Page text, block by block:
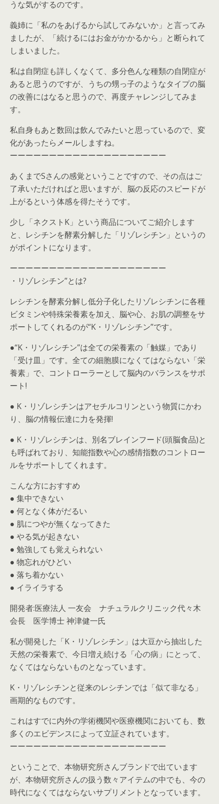
うな気がするのです。
義姉に「私のをあげるから試してみないか」と言ってみ
ましたが、「続けるにはお金がかかるから」と断られて
しまいました。
私は自閉症も詳しくなくて、多分色んな種類の自閉症が
あると思うのですが、うちの甥っ子のようなタイプの脳
の改善にはなると思うので、再度チャレンジしてみま
す。
私自身もあと数回は飲んでみたいと思っているので、変
化があったらメールしますね。
ーーーーーーーーーーーーーーーーーーーー
あくまでSさんの感覚ということですので、その点はご
了承いただければと思いますが、脳の反応のスピードが
上がるという体感を得たそうです。
少し「ネクストK」という商品についてご紹介します
と、レシチンを酵素分解した「リゾレシチン」というの
がポイントになります。
ーーーーーーーーーーーーーーーーーーーー
・リゾレシチン”とは?
レシチンを酵素分解し低分子化したリゾレシチンに各種
ビタミンや特殊栄養素を加え、脳や心、お肌の調整をサ
ポートしてくれるのが“K・リゾレシチン”です。
●“K・リゾレシチン”は全ての栄養素の「触媒」であり
「受け皿」です。全ての細胞膜になくてはならない「栄
養素」で、コントローラーとして脳内のバランスをサポ
ート!
● K・リゾレシチンはアセチルコリンという物質にかわ
り、脳の情報伝達に力を発揮!
● K・リゾレシチンは、別名ブレインフード(頭脳食品)と
も呼ばれており、知能指数や心の感情指数のコントロー
ルをサポートしてくれます。
こんな方におすすめ
● 集中できない
● 何となく体がだるい
● 肌につやが無くなってきた
● やる気が起きない
● 勉強しても覚えられない
● 物忘れがひどい
● 落ち着かない
● イライラする
開発者:医療法人 一友会 ナチュラルクリニック代々木
会長 医学博士 神津健一氏
私が開発した「K・リゾレシチン」は大豆から抽出した
天然の栄養素で、今日増え続ける「心の病」にとって、
なくてはならないものとなっています。
K・リゾレシチンと従来のレシチンでは「似て非なる」
画期的なものです。
これはすでに内外の学術機関や医療機関においても、数
多くのエビデンスによって立証されています。
ーーーーーーーーーーーーーーーーーーーー
ということで、本物研究所さんブランドで出ています
が、本物研究所さんの扱う数々アイテムの中でも、今の
時代になくてはならないサプリメントとなっています。